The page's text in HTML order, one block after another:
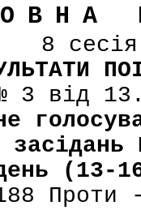
8
3 від
(13-
Проти